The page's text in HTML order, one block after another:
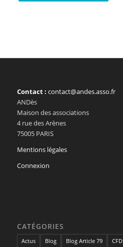
Contact : contact@andes.asso.fr
ANDès
Maison des associations
4 rue des Arènes
75005 PARIS
Mentions légales
Connexion
CATÉGORIES
Actus Blog Blog Article 79 CFD